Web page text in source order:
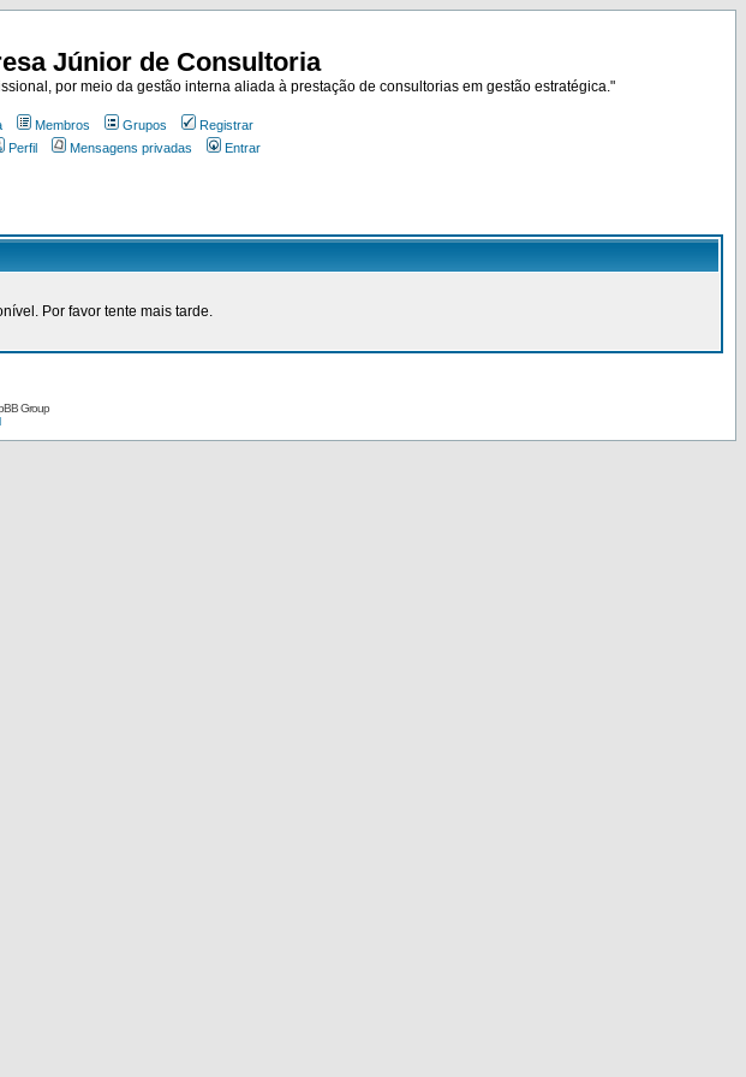
Júnior de Consultoria
por meio da gestão interna aliada à prestação de consultorias em gestão estratégica."
Membros Grupos
Registrar
Perfil Mensagens privadas Entrar
Por favor tente mais tarde.
Group